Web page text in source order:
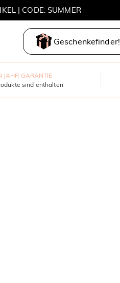
| CODE: SUMMER
Geschenkefinder!
JAHR GARANTIE
sind enthalten